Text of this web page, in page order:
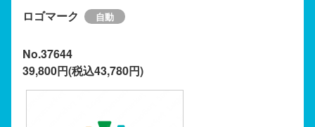
ロゴマーク
No.37644
39,800円(税込43,780円)